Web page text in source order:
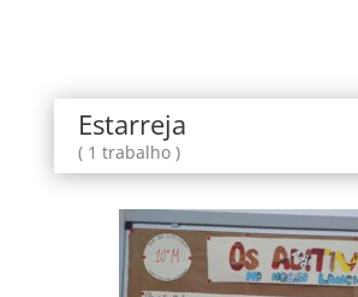
Estarreja
( 1 trabalho )